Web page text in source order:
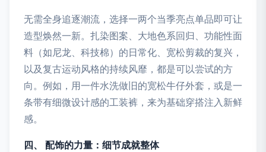
无需全身追逐潮流，选择一两个当季亮点单品即可让
造型焕然一新。扎染图案、大地色系回归、功能性面
料（如尼龙、科技棉）的日常化、宽松剪裁的复兴，
以及复古运动风格的持续风靡，都是可以尝试的方
向。例如，用一件水洗做旧的宽松牛仔外套，或是一
条带有细微设计感的工装裤，来为基础穿搭注入新鲜
感。
四、 配饰的力量：细节成就整体